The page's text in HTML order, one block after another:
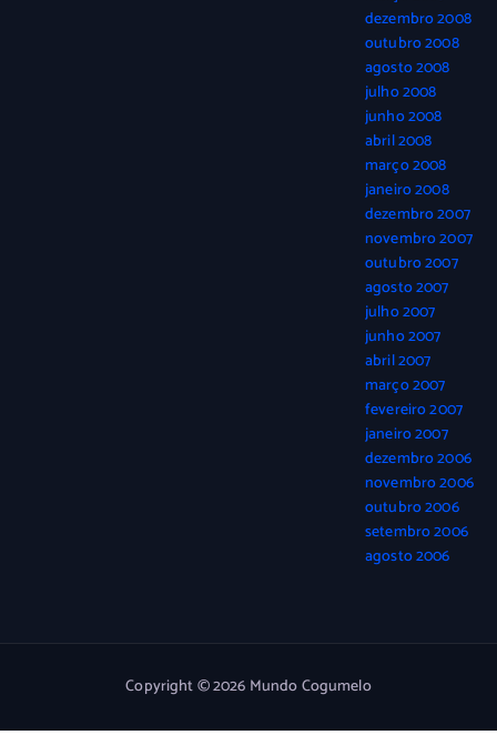
dezembro 2008
outubro 2008
agosto 2008
julho 2008
junho 2008
abril 2008
março 2008
janeiro 2008
dezembro 2007
novembro 2007
outubro 2007
agosto 2007
julho 2007
junho 2007
abril 2007
março 2007
fevereiro 2007
janeiro 2007
dezembro 2006
novembro 2006
outubro 2006
setembro 2006
agosto 2006
Copyright © 2026 Mundo Cogumelo